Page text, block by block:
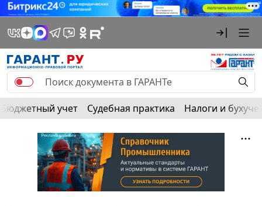
Бюджетный учет Судебная практика Налоги и